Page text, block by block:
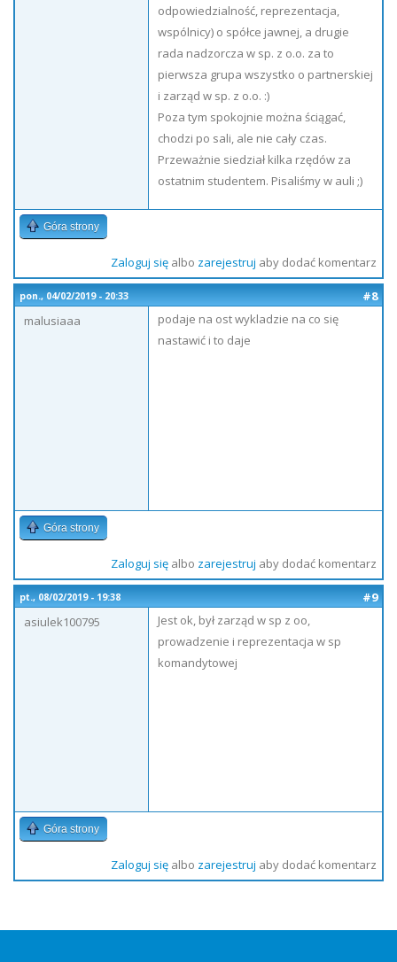
odpowiedzialność, reprezentacja,
wspólnicy) o spółce jawnej, a drugie
rada nadzorcza w sp. z o.o. za to
pierwsza grupa wszystko o partnerskiej
i zarząd w sp. z o.o. :)
Poza tym spokojnie można ściągać,
chodzi po sali, ale nie cały czas.
Przeważnie siedział kilka rzędów za
ostatnim studentem. Pisaliśmy w auli ;)
Góra strony
Zaloguj sięalbo zarejestruj aby dodać komentarz
pon., 04/02/2019 - 20:33
#8
malusiaaa
podaje na ost wykladzie na co się
nastawić i to daje
Góra strony
Zaloguj sięalbo zarejestruj aby dodać komentarz
pt., 08/02/2019 - 19:38
#9
asiulek100795
Jest ok, był zarząd w sp z oo,
prowadzenie i reprezentacja w sp
komandytowej
Góra strony
Zaloguj sięalbo zarejestruj aby dodać komentarz